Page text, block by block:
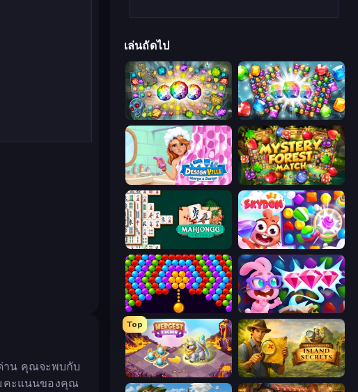
าน คุณจะพบกับ
คะแนนของคุณ
เล่นถัดไป
Forgotten Treasure 2 Diamond Dungeon: Match 3
Designville: Merge & Design Mystery Forest - Match 3
Mahjongg Solitaire Skydom
Bubble Story Skydom: Reforged
Top
Mergest Kingdom Hidden Objects: Island Secrets